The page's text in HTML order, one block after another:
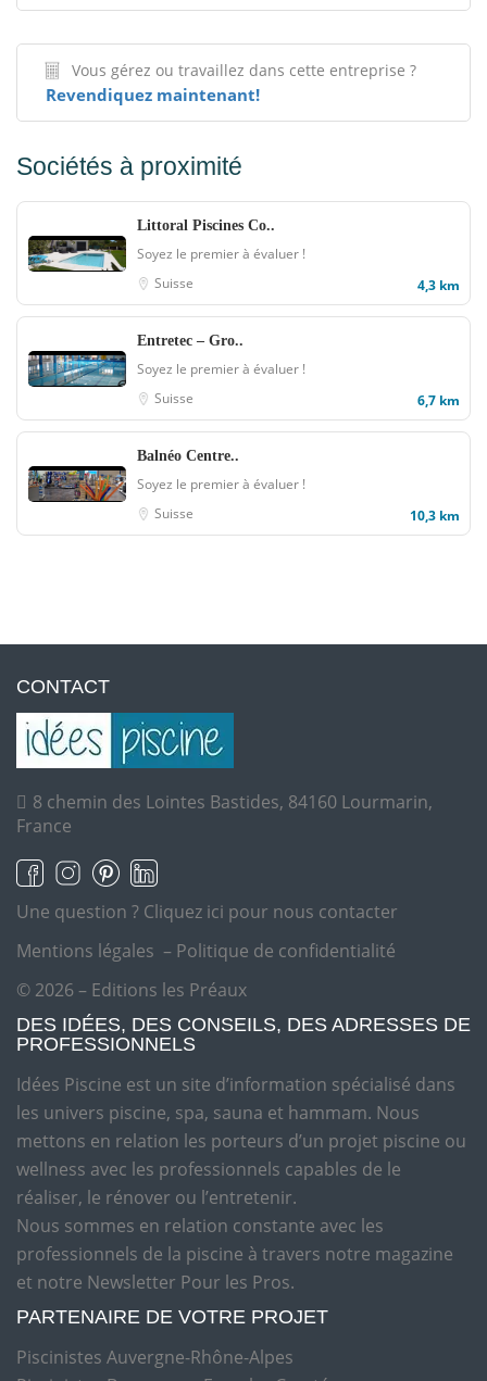
Vous gérez ou travaillez dans cette entreprise ?
Revendiquez maintenant!
Sociétés à proximité
Littoral Piscines Co..
Soyez le premier à évaluer !
Suisse
4,3 km
Entretec – Gro..
Soyez le premier à évaluer !
Suisse
6,7 km
Balnéo Centre..
Soyez le premier à évaluer !
Suisse
10,3 km
CONTACT
8 chemin des Lointes Bastides, 84160 Lourmarin,
France
Une question ? Cliquez ici pour nous contacter
Mentions légales – Politique de confidentialité
© 2026 – Editions les Préaux
DES IDÉES, DES CONSEILS, DES ADRESSES DE
PROFESSIONNELS
Idées Piscine est un site d’information spécialisé dans
les univers piscine, spa, sauna et hammam. Nous
mettons en relation les porteurs d’un projet piscine ou
wellness avec les professionnels capables de le
réaliser, le rénover ou l’entretenir.
Nous sommes en relation constante avec les
professionnels de la piscine à travers notre magazine
et notre Newsletter Pour les Pros.
PARTENAIRE DE VOTRE PROJET
Piscinistes Auvergne-Rhône-Alpes